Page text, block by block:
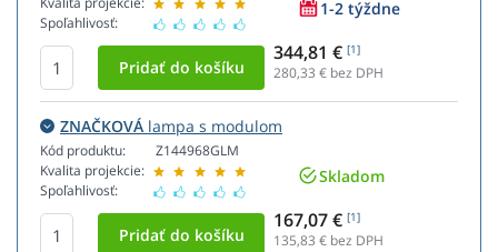
Spoľahlivosť:
1-2 týždne
344,81 € [1]
280,33 € bez DPH
ZNAČKOVÁ lampa s modulom
Kód produktu:
Kvalita projekcie:
Spoľahlivosť:
Z144968GLM
Skladom
167,07 € [1]
135,83 € bez DPH